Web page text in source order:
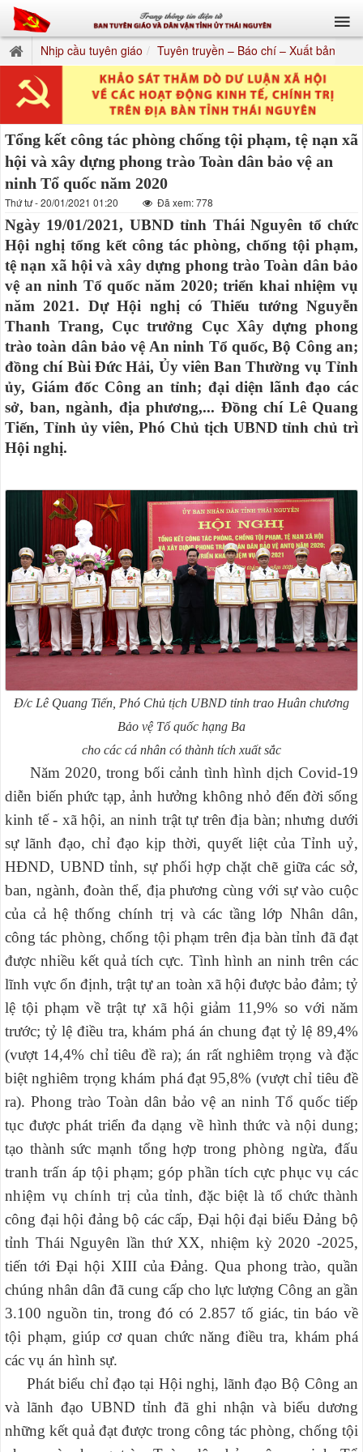
Nhịp cầu tuyên giáo Tuyên truyền – Báo chí – Xuất bản
Tổng kết công tác phòng chống tội phạm, tệ nạn xã
hội và xây dựng phong trào Toàn dân bảo vệ an
ninh Tổ quốc năm 2020
Thứ tư - 20/01/2021 01:20 Đã xem: 778
Ngày 19/01/2021, UBND tỉnh Thái Nguyên tổ chức
Hội nghị tổng kết công tác phòng, chống tội phạm,
tệ nạn xã hội và xây dựng phong trào Toàn dân bảo
vệ an ninh Tổ quốc năm 2020; triển khai nhiệm vụ
năm 2021. Dự Hội nghị có Thiếu tướng Nguyễn
Thanh Trang, Cục trưởng Cục Xây dựng phong
trào toàn dân bảo vệ An ninh Tổ quốc, Bộ Công an;
đồng chí Bùi Đức Hải, Ủy viên Ban Thường vụ Tỉnh
ủy, Giám đốc Công an tỉnh; đại diện lãnh đạo các
sở, ban, ngành, địa phương,... Đồng chí Lê Quang
Tiến, Tỉnh ủy viên, Phó Chủ tịch UBND tỉnh chủ trì
Hội nghị.
Đ/c Lê Quang Tiến, Phó Chủ tịch UBND tỉnh trao Huân chương
Bảo vệ Tổ quốc hạng Ba
cho các cá nhân có thành tích xuất sắc
Năm 2020, trong bối cảnh tình hình dịch Covid-19
diễn biến phức tạp, ảnh hưởng không nhỏ đến đời sống
kinh tế - xã hội, an ninh trật tự trên địa bàn; nhưng dưới
sự lãnh đạo, chỉ đạo kịp thời, quyết liệt của Tỉnh uỷ,
HĐND, UBND tỉnh, sự phối hợp chặt chẽ giữa các sở,
ban, ngành, đoàn thể, địa phương cùng với sự vào cuộc
của cả hệ thống chính trị và các tầng lớp Nhân dân,
công tác phòng, chống tội phạm trên địa bàn tỉnh đã đạt
được nhiều kết quả tích cực. Tình hình an ninh trên các
lĩnh vực ổn định, trật tự an toàn xã hội được bảo đảm; tỷ
lệ tội phạm về trật tự xã hội giảm 11,9% so với năm
trước; tỷ lệ điều tra, khám phá án chung đạt tỷ lệ 89,4%
(vượt 14,4% chỉ tiêu đề ra); án rất nghiêm trọng và đặc
biệt nghiêm trọng khám phá đạt 95,8% (vượt chỉ tiêu đề
ra). Phong trào Toàn dân bảo vệ an ninh Tổ quốc tiếp
tục được phát triển đa dạng về hình thức và nội dung;
tạo thành sức mạnh tổng hợp trong phòng ngừa, đấu
tranh trấn áp tội phạm; góp phần tích cực phục vụ các
nhiệm vụ chính trịcủa tỉnh, đặc biệt là tổ chức thành
công đại hội đảng bộ các cấp, Đại hội đại biểu Đảng bộ
tỉnh Thái Nguyên lần thứ XX, nhiệm kỳ 2020 -2025,
tiến tới Đại hội XIII của Đảng. Qua phong trào, quần
chúng nhân dân đã cung cấp cho lực lượng Công an gần
3.100 nguồn tin, trong đó có 2.857 tố giác, tin báo về
tội phạm, giúp cơ quan chức năng điều tra, khám phá
các vụ án hình sự.
Phát biểu chỉ đạo tại Hội nghị, lãnh đạo Bộ Công an
và lãnh đạo UBND tỉnh đã ghi nhận và biểu dương
những kết quả đạt được trong công tác phòng, chống tội